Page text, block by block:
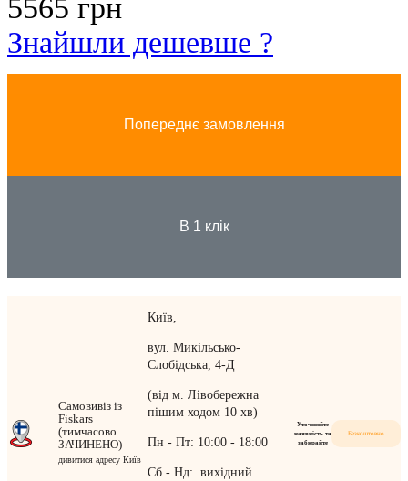
5565 грн
Знайшли дешевше ?
Попереднє замовлення
В 1 клік
Самовивіз із
Fiskars
(тимчасово
ЗАЧИНЕНО)
дивитися адресу Київ
Київ,
вул. Микільсько-
Слобідська, 4-Д
(від м. Лівобережна
пішим ходом 10 хв)
Пн - Пт: 10:00 - 18:00
Сб - Нд: вихідний
Уточнюйте
наявність та
забирайте
Безкоштовно